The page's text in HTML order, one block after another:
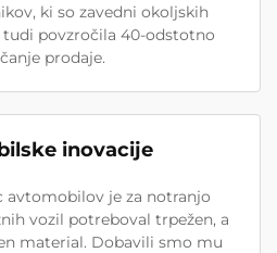
ki so zavedni okoljskih
tudi povzročila 40-odstotno
prodaje.
inovacije
avtomobilov je za notranjo
vozil potreboval trpežen, a
material. Dobavili smo mu